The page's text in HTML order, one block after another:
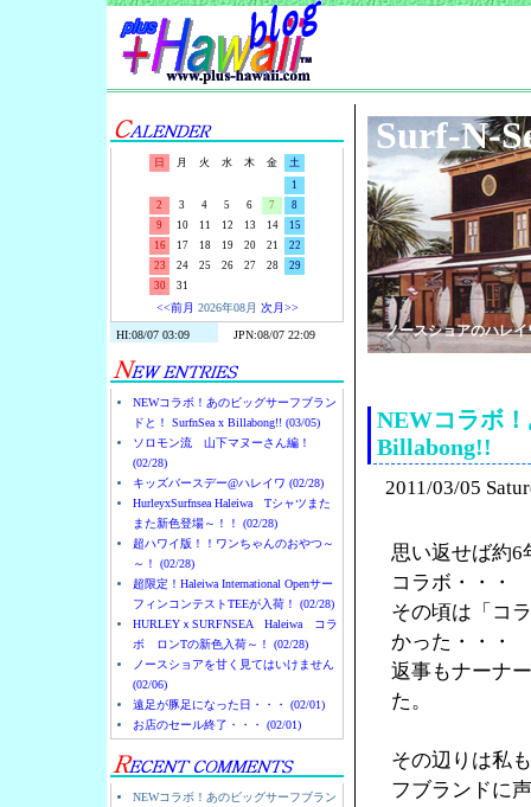
日 月 火 水 木 金
土
1
2
3 4 5 6 7
8
9
10 11 12 13 14
15
16
17 18 19 20 21
22
23
24 25 26 27 28
29
30
31
<<前月 2026年08月 次月>>
NEWコラボ！あのビッグサーフブラン
ドと！ SurfnSea x Billabong!! (03/05)
ソロモン流 山下マヌーさん編！
(02/28)
キッズバースデー@ハレイワ (02/28)
HurleyxSurfnsea Haleiwa Tシャツまた
また新色登場～！！ (02/28)
超ハワイ版！！ワンちゃんのおやつ～
～！ (02/28)
超限定！Haleiwa International Openサー
フィンコンテストTEEが入荷！ (02/28)
HURLEYｘSURFNSEA Haleiwa コラ
ボ ロンTの新色入荷～！ (02/28)
ノースショアを甘く見てはいけません
(02/06)
遠足が豚足になった日・・・ (02/01)
お店のセール終了・・・ (02/01)
NEWコラボ！あのビッグサーフブラン
Surf-N-
ノースショアのハレ
NEWコラボ
Billabong!!
2011/03/05
思い返せば約6
コラボ・・・
その頃は「コ
かった・・・
返事もナーナ
た。
その辺りは私
フブランドに